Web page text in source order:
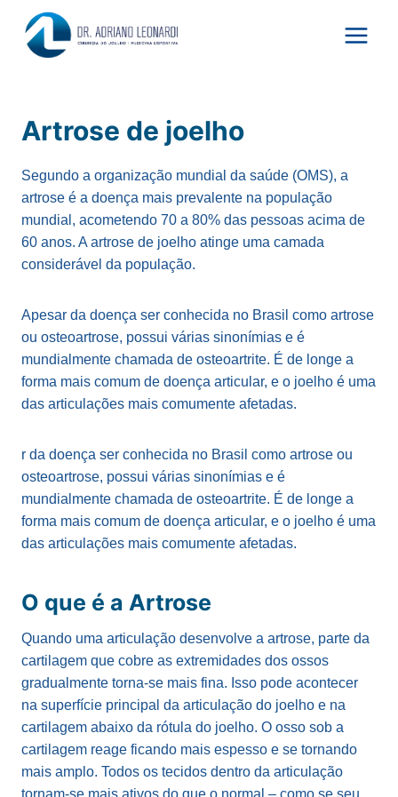
para
Artrose de joelho
Segundo a organização mundial da saúde (OMS), a
artrose é a doença mais prevalente na população
mundial, acometendo 70 a 80% das pessoas acima de
60 anos. A artrose de joelho atinge uma camada
considerável da população.
Apesar da doença ser conhecida no Brasil como artrose
ou osteoartrose, possui várias sinonímias e é
mundialmente chamada de osteoartrite. É de longe a
forma mais comum de doença articular, e o joelho é uma
das articulações mais comumente afetadas.
r da doença ser conhecida no Brasil como artrose ou
osteoartrose, possui várias sinonímias e é
mundialmente chamada de osteoartrite. É de longe a
forma mais comum de doença articular, e o joelho é uma
das articulações mais comumente afetadas.
O que é a Artrose
Quando uma articulação desenvolve a artrose, parte da
cartilagem que cobre as extremidades dos ossos
gradualmente torna-se mais fina. Isso pode acontecer
na superfície principal da articulação do joelho e na
cartilagem abaixo da rótula do joelho. O osso sob a
cartilagem reage ficando mais espesso e se tornando
mais amplo. Todos os tecidos dentro da articulação
tornam-se mais ativos do que o normal – como se seu